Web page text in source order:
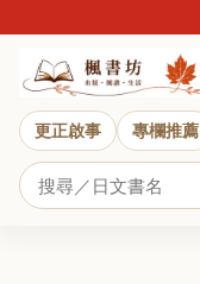
更正啟事 專欄推薦